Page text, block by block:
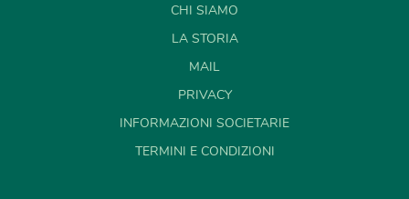
CHI SIAMO
LA STORIA
MAIL
PRIVACY
INFORMAZIONI SOCIETARIE
TERMINI E CONDIZIONI